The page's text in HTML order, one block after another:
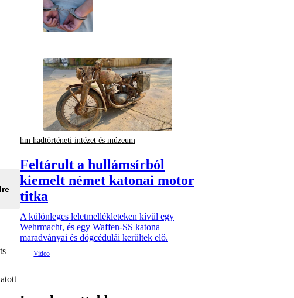
hm hadtörténeti intézet és múzeum
Feltárult a hullámsírból
kiemelt német katonai motor
titka
A különleges leletmellékleteken kívül egy
Wehrmacht, és egy Waffen-SS katona
maradványai és dögcédulái kerültek elő.